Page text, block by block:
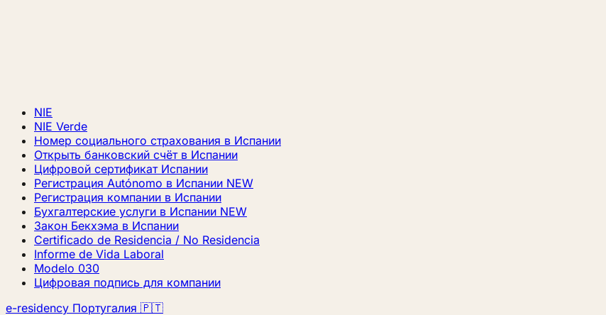
NIE
NIE Verde
Номер социального страхования в Испании
Открыть банковский счёт в Испании
Цифровой сертификат Испании
Регистрация Autónomo в Испании NEW
Регистрация компании в Испании
Бухгалтерские услуги в Испании NEW
Закон Бекхэма в Испании
Certificado de Residencia / No Residencia
Informe de Vida Laboral
Modelo 030
Цифровая подпись для компании
e-residency Португалия 🇵🇹